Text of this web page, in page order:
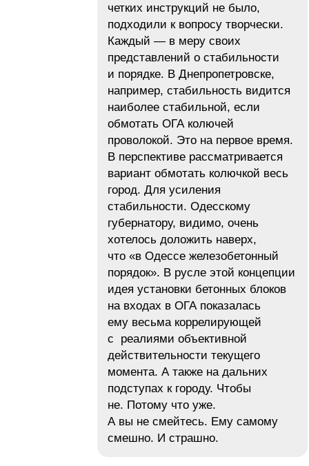
четких инструкций не было,
подходили к вопросу творчески.
Каждый — в меру своих
представлений о стабильности
и порядке. В Днепропетровске,
например, стабильность видится
наиболее стабильной, если
обмотать ОГА колючей
проволокой. Это на первое время.
В перспективе рассматривается
вариант обмотать колючкой весь
город. Для усиления
стабильности. Одесскому
губернатору, видимо, очень
хотелось доложить наверх,
что «в Одессе железобетонный
порядок». В русле этой концепции
идея установки бетонных блоков
на входах в ОГА показалась
ему весьма коррелирующей
с реалиями объективной
действительности текущего
момента. А также на дальних
подступах к городу. Чтобы
не. Потому что уже.
А вы не смейтесь. Ему самому
смешно. И страшно.